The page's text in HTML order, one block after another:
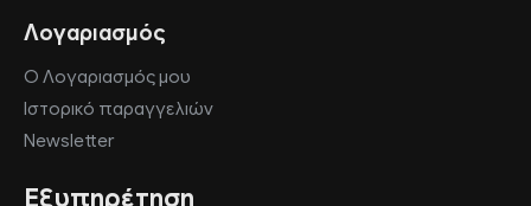
Λογαριασμός
Ο Λογαριασμός μου
Ιστορικό παραγγελιών
Newsletter
Εξυπηρέτηση